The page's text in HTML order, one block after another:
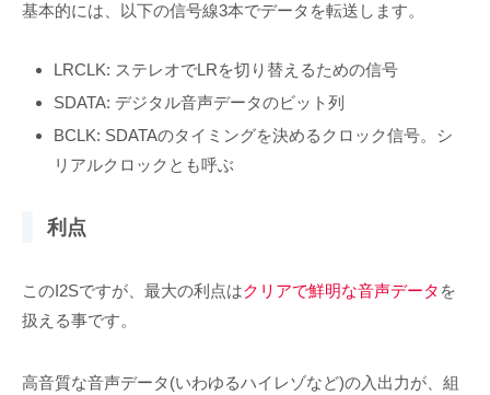
基本的には、以下の信号線3本でデータを転送します。
LRCLK: ステレオでLRを切り替えるための信号
SDATA: デジタル音声データのビット列
BCLK: SDATAのタイミングを決めるクロック信号。シ
リアルクロックとも呼ぶ
利点
このI2Sですが、最大の利点はクリアで鮮明な音声データ を
扱える事です。
高音質な音声データ(いわゆるハイレゾなど)の入出力が、組